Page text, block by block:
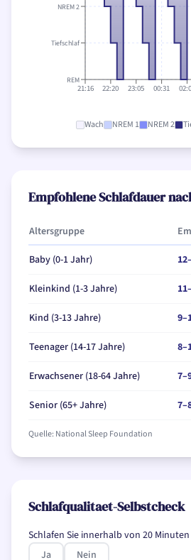
21:16 22:20 23:05 00:31
NREM 2
Tiefschlaf
REM
Wach NREM 1 NREM 2
Empfohlene Schlafdauer
Altersgruppe
Baby (0-1 Jahr)
12–
Kleinkind (1-3 Jahre) 11–
Kind (3-13 Jahre) 9–
Teenager (14-17 Jahre) 8–
Erwachsener (18-64 Jahre) 7–
Senior (65+ Jahre) 7–
Quelle: National Sleep Foundation
Schlafqualitaet-Selbstcheck
Schlafen Sie innerhalb von 20
Ja
Nein